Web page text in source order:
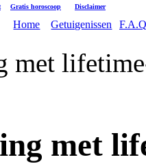
Gratis horoscoop Disclaimer
Home Getuigenissen
met